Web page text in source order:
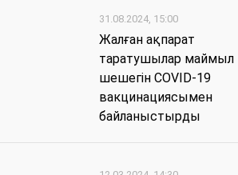
31.08.2024, 15:00
Жалған ақпарат
таратушылар маймыл
шешегін COVID-19
вакцинациясымен
байланыстырды